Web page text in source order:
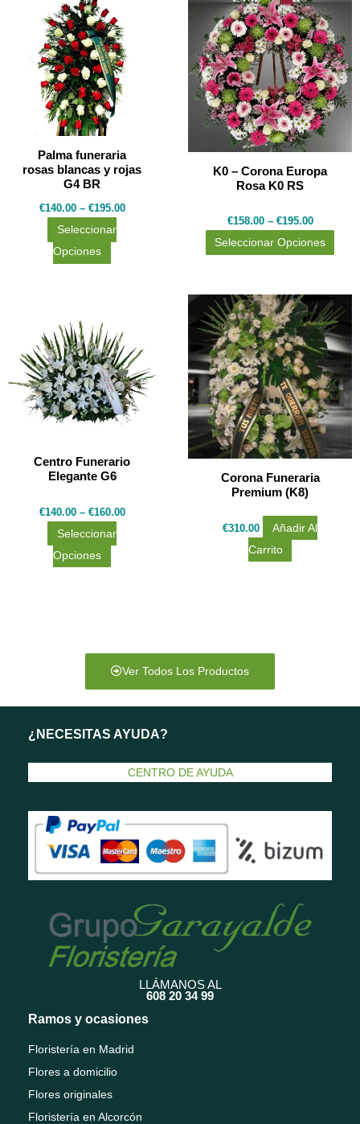
Palma funeraria
rosas blancas y rojas
G4 BR
€140.00– €195.00
Seleccionar
Opciones
producto
tiene
múltiples
variantes.
Las
se
pueden
en
la
K0 – Corona Europa
Rosa K0 RS
€158.00– €195.00
Seleccionar Opciones
tiene
Las
se
Centro Funerario
Elegante G6
€140.00– €160.00
Seleccionar
Opciones
tiene
múltiples
variantes.
Las
se
pueden
en
la
página
Corona Funeraria
Premium (K8)
€310.00
Añadir Al
Carrito
Ver Todos Los Productos
¿NECESITAS AYUDA?
CENTRO DE AYUDA
LLÁMANOS AL
608 20 34 99
Ramos y ocasiones
Floristería en Madrid
Flores a domicilio
Flores originales
Floristería en Alcorcón